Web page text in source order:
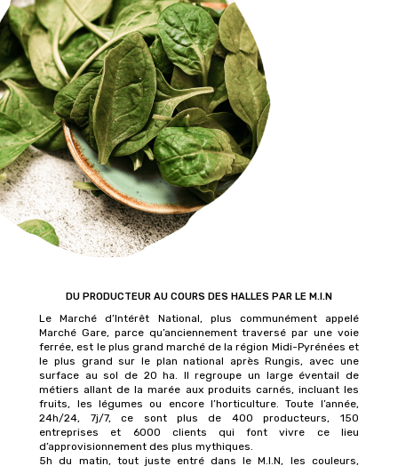
DU PRODUCTEUR AU COURS DES HALLES PAR LE M.I.N
Le Marché d’Intérêt National, plus communément appelé
Marché Gare, parce qu’anciennement traversé par une voie
ferrée, est le plus grand marché de la région Midi-Pyrénées et
le plus grand sur le plan national après Rungis, avec une
surface au sol de 20 ha. Il regroupe un large éventail de
métiers allant de la marée aux produits carnés, incluant les
fruits, les légumes ou encore l’horticulture. Toute l’année,
24h/24, 7j/7, ce sont plus de 400 producteurs, 150
entreprises et 6000 clients qui font vivre ce lieu
d’approvisionnement des plus mythiques.
5h du matin, tout juste entré dans le M.I.N, les couleurs,